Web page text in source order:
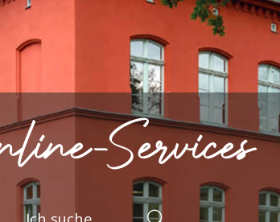
Services